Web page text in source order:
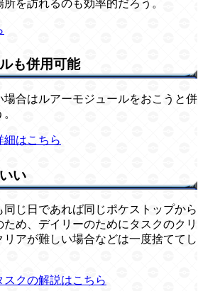
を訪れるのも効率的だろう。
も併用可能
合はルアーモジュールをおこうと併
細はこちら
い
同じ日であれば同じポケストップから
め、デイリーのためにタスクのクリ
アが難しい場合などは一度捨ててし
クの解説はこちら